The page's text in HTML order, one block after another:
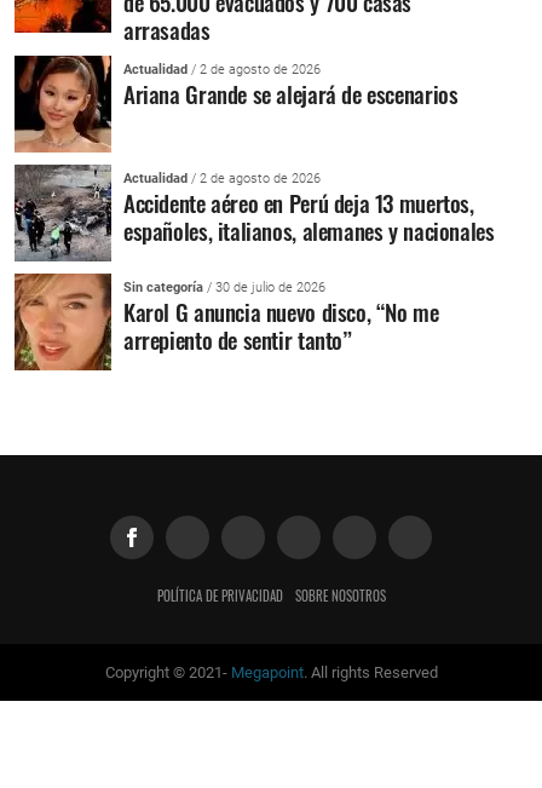
arrasadas
Actualidad / 2 de agosto de 2026
Ariana Grande se alejará de escenarios
Actualidad / 2 de agosto de 2026
Accidente aéreo en Perú deja 13 muertos,
españoles, italianos, alemanes y nacionales
Sin categoría / 30 de julio de 2026
Karol G anuncia nuevo disco, “No me
arrepiento de sentir tanto”
POLÍTICA DE PRIVACIDAD SOBRE NOSOTROS
Copyright © 2021- Megapoint. All rights Reserved